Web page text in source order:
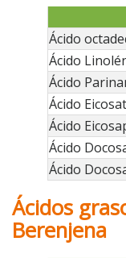
Ácido
Ácido
Ácido
Ácido
Ácido
Ácido
Ácido
Ácidos
Berenjena